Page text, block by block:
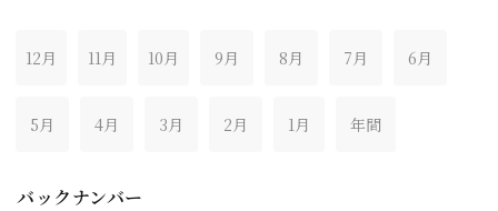
12月 11月 10月 9月 8月 7月 6月
5月 4月 3月 2月 1月 年間
バックナンバー